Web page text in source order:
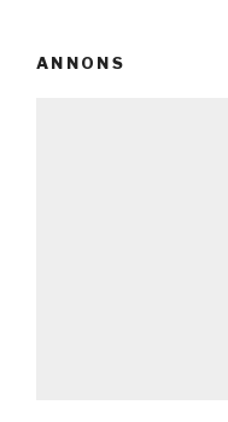
ANNONS